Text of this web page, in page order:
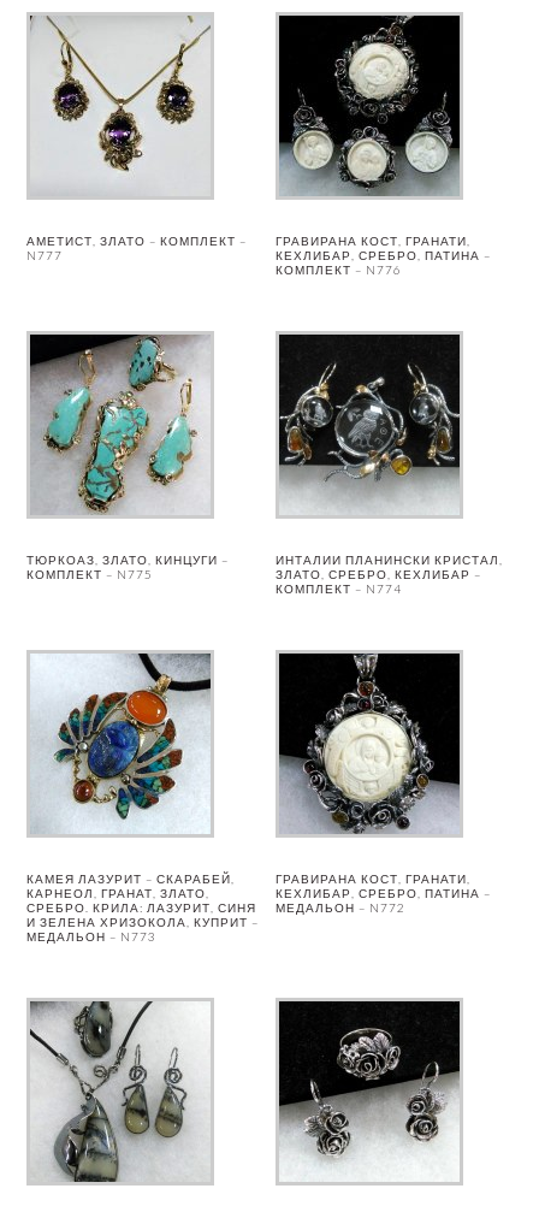
АМЕТИСТ, ЗЛАТО – КОМПЛЕКТ –
N777
ГРАВИРАНА КОСТ, ГРАНАТИ,
КЕХЛИБАР, СРЕБРО, ПАТИНА –
КОМПЛЕКТ – N776
ТЮРКОАЗ, ЗЛАТО, КИНЦУГИ –
КОМПЛЕКТ – N775
ИНТАЛИИ ПЛАНИНСКИ КРИСТАЛ,
ЗЛАТО, СРЕБРО, КЕХЛИБАР –
КОМПЛЕКТ – N774
КАМЕЯ ЛАЗУРИТ – СКАРАБЕЙ,
КАРНЕОЛ, ГРАНАТ, ЗЛАТО,
СРЕБРО. КРИЛА: ЛАЗУРИТ, СИНЯ
И ЗЕЛЕНА ХРИЗОКОЛА, КУПРИТ –
МЕДАЛЬОН – N773
ГРАВИРАНА КОСТ, ГРАНАТИ,
КЕХЛИБАР, СРЕБРО, ПАТИНА –
МЕДАЛЬОН – N772